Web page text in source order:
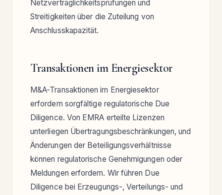
Netzverträglichkeitsprüfungen und
Streitigkeiten über die Zuteilung von
Anschlusskapazität.
Transaktionen im Energiesektor
M&A-Transaktionen im Energiesektor
erfordern sorgfältige regulatorische Due
Diligence. Von EMRA erteilte Lizenzen
unterliegen Übertragungsbeschränkungen, und
Änderungen der Beteiligungsverhältnisse
können regulatorische Genehmigungen oder
Meldungen erfordern. Wir führen Due
Diligence bei Erzeugungs-, Verteilungs- und